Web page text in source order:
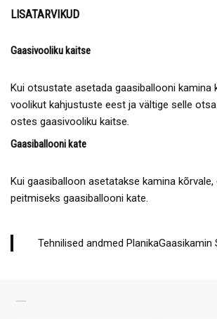
LISATARVIKUD
Gaasivooliku kaitse
Kui otsustate asetada gaasiballooni kamina
voolikut kahjustuste eest ja vältige selle
ostes gaasivooliku kaitse.
Gaasiballooni kate
Kui gaasiballoon asetatakse kamina
peitmiseks gaasiballooni kate.
Tehnilised andmed PlanikaGaasikamin